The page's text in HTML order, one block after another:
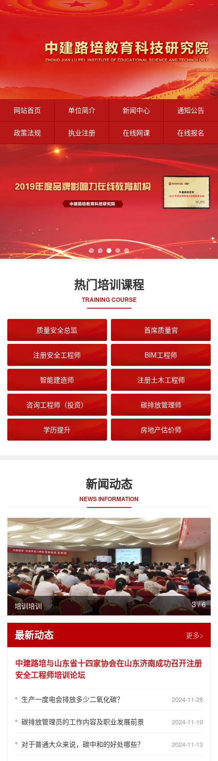
网站首页 单位简介 新闻中心 通知公告
政策法规 执业注册 在线网课 在线报名
热门培训课程
TRAINING COURSE
质量安全总监 首席质量官
注册安全工程师 BIM工程师
智能建造师 注册土木工程师
咨询工程师（投资） 碳排放管理师
学历提升 房地产估价师
新闻动态
NEWS INFORMATION
培训培训 3/6
最新动态 更多>
中建路培与山东省十四家协会在山东济南成功召开注册
安全工程师培训论坛
生产一度电会排放多少二氧化碳？ 2024-11-28
碳排放管理员的工作内容及职业发展前景 2024-11-19
对于普通大众来说，碳中和的好处哪些？ 2024-11-13